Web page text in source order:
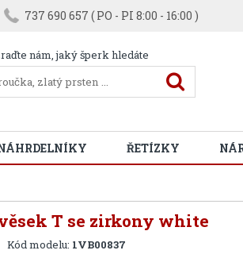
737 690 657 ( PO - PI 8:00 - 16:00 )
nám, jaký šperk hledáte
ŘETÍZKY
T se zirkony white
Kód modelu: 1VB00837